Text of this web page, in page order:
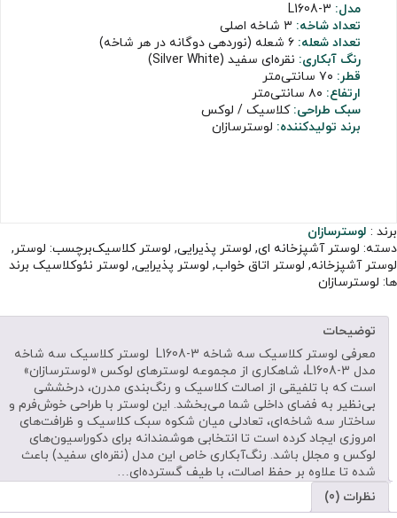
مدل:
تعداد شاخه:
تعداد شعله:
رنگ آبکاری: نقره‌ای سفید (Silver White)
قطر:
ارتفاع:
سبک طراحی: کلاسیک / لوکس
برند تولیدکننده: لوسترسازان
برند : لوسترسازان
دسته: لوستر آشپزخانه ای, لوستر پذیرایی, لوستر کلاسیکبرچسب: لوستر,
لوستر آشپزخانه, لوستر اتاق خواب, لوستر پذیرایی, لوستر نئوکلاسیک برند
ها: لوسترسازان
توضیحات
معرفی لوستر کلاسیک سه شاخه L1608-3 لوستر کلاسیک سه شاخه
مدل L1608-3، شاهکاری از مجموعه لوسترهای لوکس «لوسترسازان»
است که با تلفیقی از اصالت کلاسیک و رنگ‌بندی مدرن، درخششی
بی‌نظیر به فضای داخلی شما می‌بخشد. این لوستر با طراحی خوش‌فرم و
ساختار سه شاخه‌ای، تعادلی میان شکوه سبک کلاسیک و ظرافت‌های
امروزی ایجاد کرده است تا انتخابی هوشمندانه برای دکوراسیون‌های
لوکس و مجلل باشد. رنگ‌آبکاری خاص این مدل (نقره‌ای سفید) باعث
شده تا علاوه بر حفظ اصالت، با طیف گسترده‌ای…
نظرات (0)